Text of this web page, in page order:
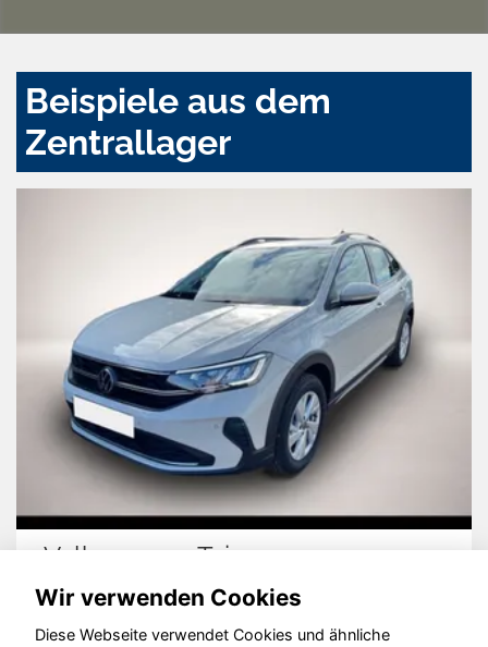
Beispiele aus dem
Zentrallager
Volkswagen Taigo
Wir verwenden Cookies
Diese Webseite verwendet Cookies und ähnliche